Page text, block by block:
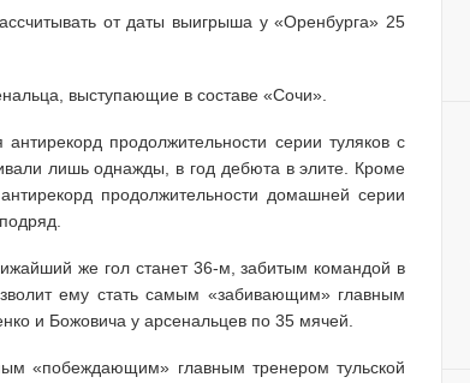
от даты выигрыша у «Оренбурга» 25
выступающие в составе «Сочи».
продолжительности серии туляков с
лишь однажды, в год дебюта в элите. Кроме
продолжительности домашней серии
же гол станет 36-м, забитым командой в
ему стать самым «забивающим» главным
и Божовича у арсенальцев по 35 мячей.
«побеждающим» главным тренером тульской